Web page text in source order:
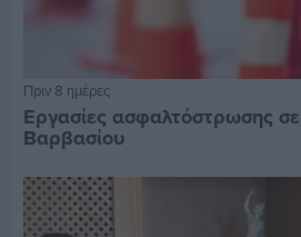
Πριν 8 ημέρες
Εργασίες ασφαλτόστρωσης
Βαρβασίου